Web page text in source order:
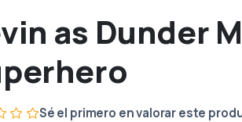
as Dunder
Sé el primero en valorar este